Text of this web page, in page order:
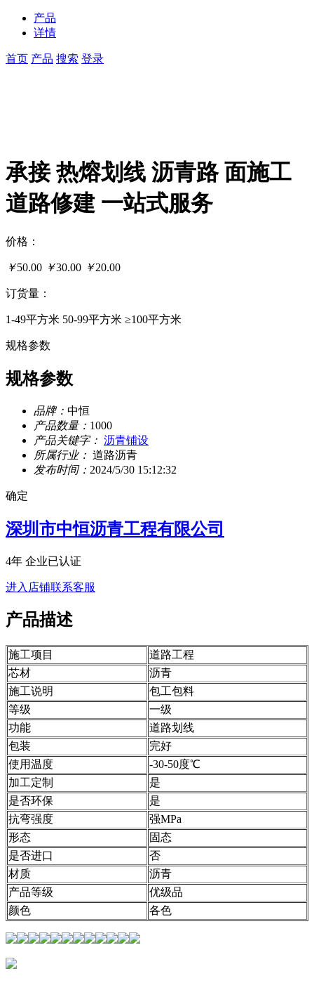
产品
详情
首页 产品 搜索 登录
承接 热熔划线 沥青路 面施工
道路修建 一站式服务
价格：
￥50.00 ￥30.00 ￥20.00
订货量：
1-49平方米 50-99平方米 ≥100平方米
规格参数
规格参数
品牌： 中恒
产品数量： 1000
产品关键字： 沥青铺设
所属行业： 道路沥青
发布时间： 2024/5/30 15:12:32
确定
深圳市中恒沥青工程有限公司
4年 企业已认证
进入店铺联系客服
产品描述
施工项目
道路工程
芯材
沥青
施工说明
包工包料
等级
一级
功能
道路划线
包装
完好
使用温度
-30-50度℃
加工定制
是
是否环保
是
抗弯强度
强MPa
形态
固态
是否进口
否
材质
沥青
产品等级
优级品
颜色
各色